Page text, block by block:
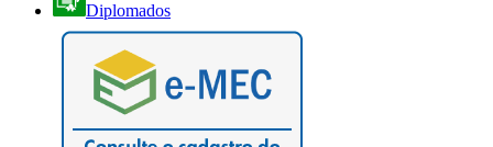
Diplomados